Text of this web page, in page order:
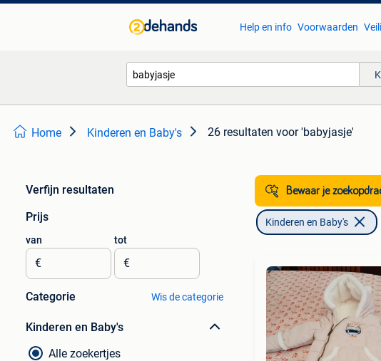
Help en info Voorwaarden
Home Kinderen en Baby's 26 resultaten voor 'babyjasje'
Verfijn resultaten
Prijs
van
€
tot
€
Categorie Wis de categorie
Kinderen en Baby's
Alle zoekertjes
Bewaar je
Kinderen en Baby's